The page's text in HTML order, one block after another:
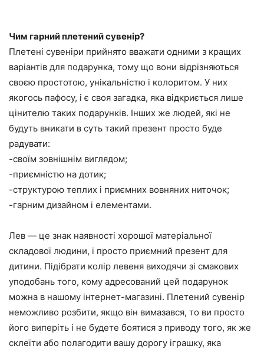
Чим гарний плетений сувенір?
Плетені сувеніри прийнято вважати одними з кращих
варіантів для подарунка, тому що вони відрізняються
своєю простотою, унікальністю і колоритом. У них
якогось пафосу, і є своя загадка, яка відкриється лише
цінителю таких подарунків. Інших же людей, які не
будуть вникати в суть такий презент просто буде
радувати:
-своїм зовнішнім виглядом;
-приємністю на дотик;
-структурою теплих і приємних вовняних ниточок;
-гарним дизайном і елементами.
Лев — це знак наявності хорошої матеріальної
складової людини, і просто приємний презент для
дитини. Підібрати колір левеня виходячи зі смакових
уподобань того, кому адресований цей подарунок
можна в нашому інтернет-магазині. Плетений сувенір
неможливо розбити, якщо він вимазався, то ви просто
його виперіть і не будете боятися з приводу того, як же
склеїти або полагодити вашу дорогу іграшку, яка